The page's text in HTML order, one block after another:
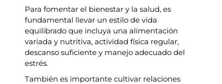
Para fomentar el bienestar y la salud, es
fundamental llevar un estilo de vida
equilibrado que incluya una alimentación
variada y nutritiva, actividad física regular,
descanso suficiente y manejo adecuado del
estrés.
También es importante cultivar relaciones